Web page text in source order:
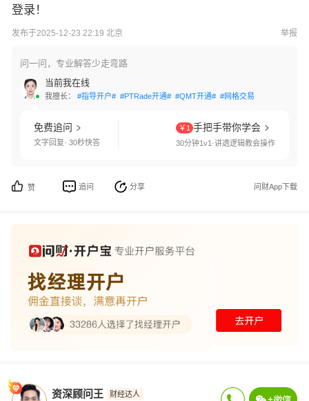
登录！
发布于2025-12-23 22:19 北京 举报
问一问，专业解答少走弯路
当前我在线
我擅长： #指导开户# #PTRade开通# #QMT开通# #网格交易#
免费追问
文字回复· 30秒快答
￥1 手把手带你学会
30分钟1v1·讲透逻辑教会操作
赞 追问 分享 问财App下载
资深顾问王 财经达人